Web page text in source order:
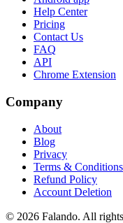
Help Center
Pricing
Contact Us
FAQ
API
Chrome Extension
Company
About
Blog
Privacy
Terms & Conditions
Refund Policy
Account Deletion
© 2026 Falando. All